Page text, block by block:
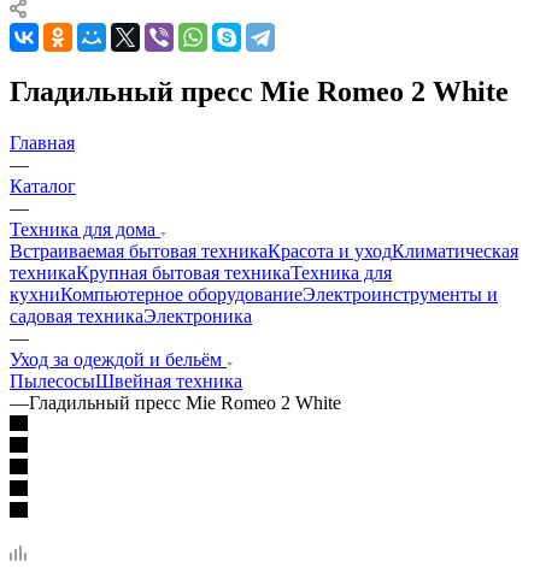
Гладильный пресс Mie Romeo 2 White
Главная
—
Каталог
—
Техника для дома
Встраиваемая бытовая техникаКрасота и уходКлиматическая
техникаКрупная бытовая техникаТехника для
кухниКомпьютерное оборудованиеЭлектроинструменты и
садовая техникаЭлектроника
—
Уход за одеждой и бельём
ПылесосыШвейная техника
—Гладильный пресс Mie Romeo 2 White